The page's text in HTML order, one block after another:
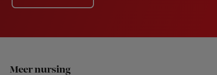
Footer
Meer nursing